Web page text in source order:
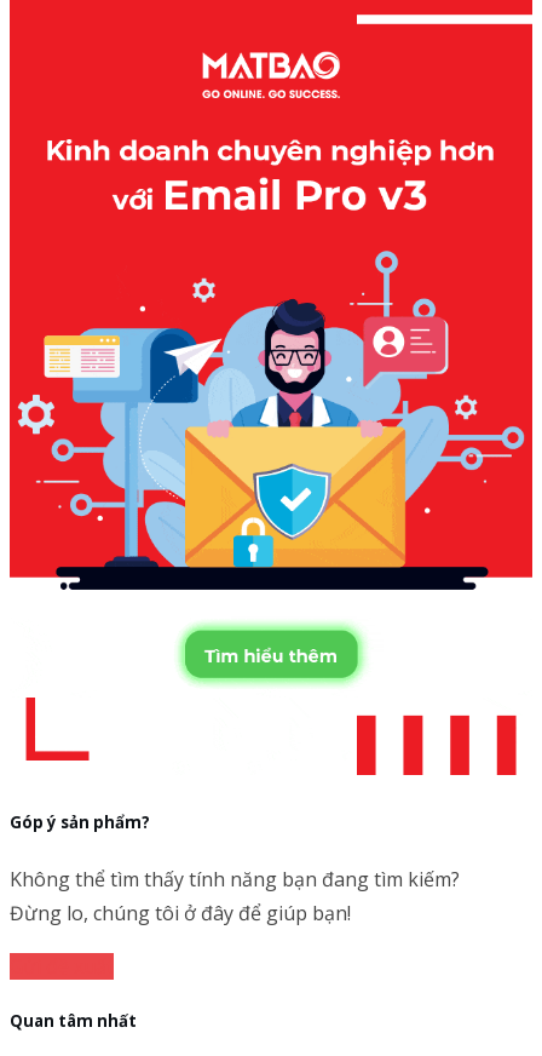
Góp ý sản phẩm?
Không thể tìm thấy tính năng bạn đang tìm kiếm?
Đừng lo, chúng tôi ở đây để giúp bạn!
Quan tâm nhất